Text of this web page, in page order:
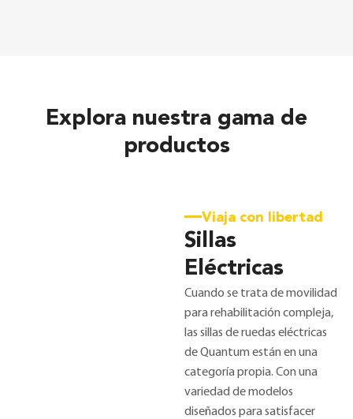
Explora nuestra gama de
productos
Viaja con libertad
Sillas
Eléctricas
Cuando se trata de movilidad
para rehabilitación compleja,
las sillas de ruedas eléctricas
de Quantum están en una
categoría propia. Con una
variedad de modelos
diseñados para satisfacer